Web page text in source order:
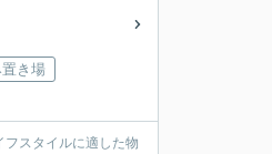
き場
スタイルに適した物